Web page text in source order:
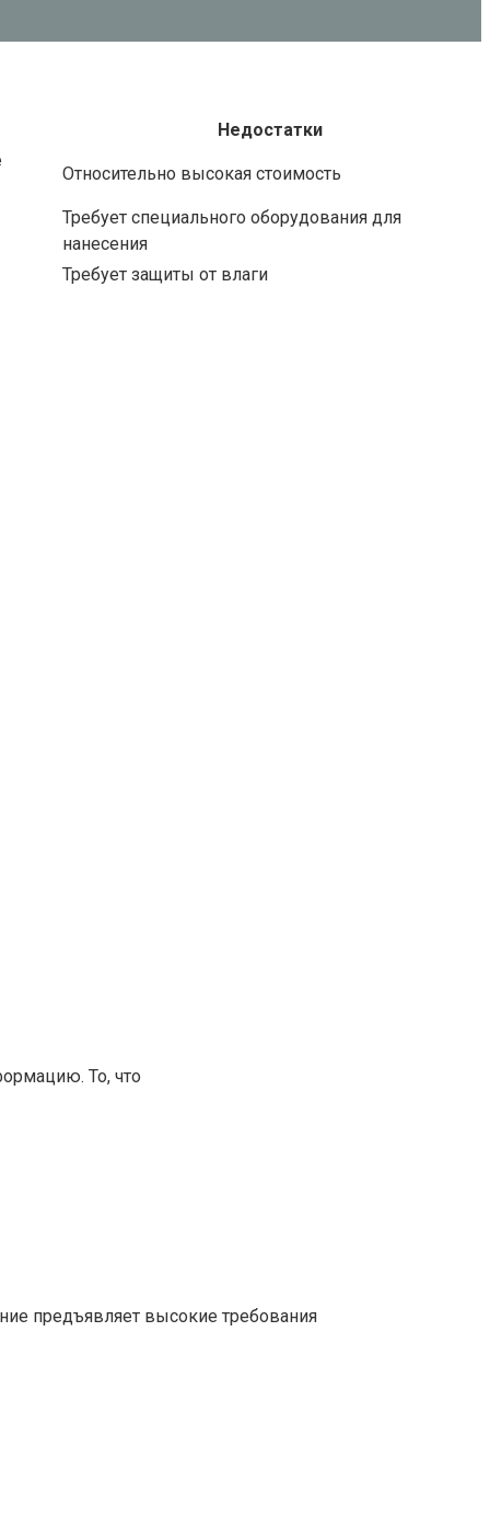
Недостатки
Относительно высокая стоимость
Требует специального оборудования для
нанесения
Требует защиты от влаги
То, что
предъявляет высокие требования